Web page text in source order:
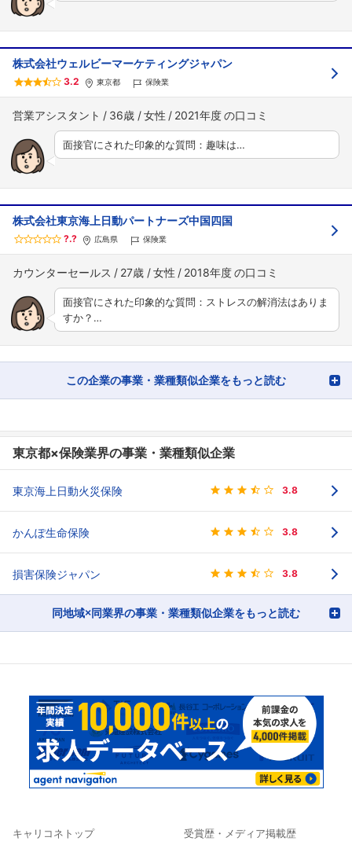
株式会社ウェルビーマーケティングジャパン
3.2 東京都 保険業
営業アシスタント 36歳 女性 2021年度
面接官にされた印象的な質問：趣味は…
株式会社東京海上日動パートナーズ中国四国
?.? 広島県 保険業
カウンターセールス 27歳 女性 2018年度
面接官にされた印象的な質問：ストレスの解消法はありま
すか？…
この企業の事業・業種類似企業をもっと読む
東京都×保険業界の事業・業種類似企業
東京海上日動火災保険 3.8
かんぽ生命保険 3.8
損害保険ジャパン 3.8
同地域×同業界の事業・業種類似企業をもっと読む
キャリコネトップ 受賞歴・メディア掲載歴